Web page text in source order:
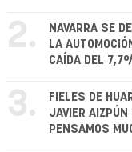
2.
NAVARRA SE
LA
CAÍDA DEL
3.
FIELES DE
JAVIER
PENSAMOS